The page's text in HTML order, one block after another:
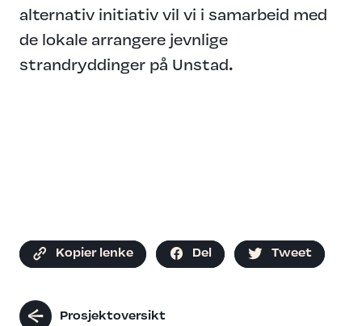
alternativ initiativ vil vi i samarbeid med
de lokale arrangere jevnlige
strandryddinger på Unstad.
Prosjektoversikt
Kopier lenke Del Tweet